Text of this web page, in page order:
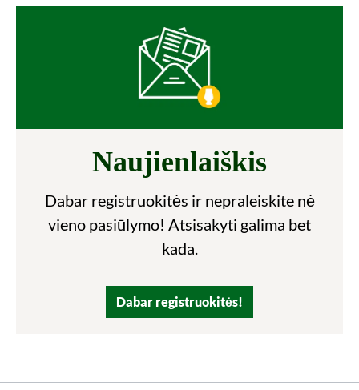
Naujienlaiškis
Dabar registruokitės ir nepraleiskite nė
vieno pasiūlymo! Atsisakyti galima bet
kada.
Dabar registruokitės!